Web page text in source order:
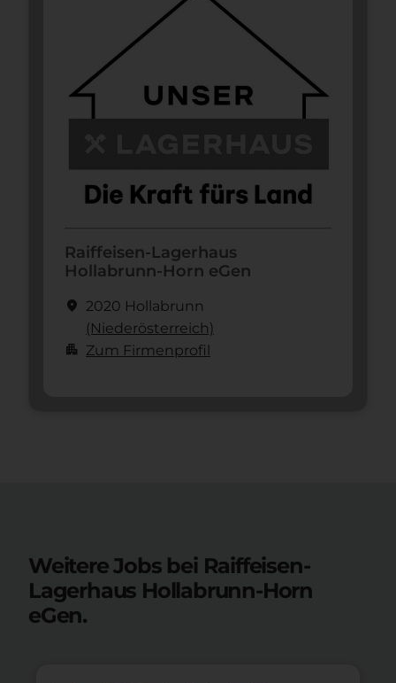
Raiffeisen-Lagerhaus
Hollabrunn-Horn eGen
location_on 2020 Hollabrunn
(Nieder­österreich)
apartment Zum Firmenprofil
Weitere Jobs bei Raiffeisen-
Lagerhaus Hollabrunn-Horn
eGen.